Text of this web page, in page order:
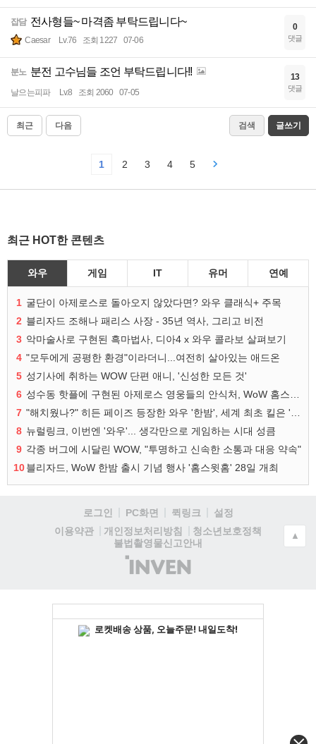
잡담 전사형들~ 마격좀 부탁드립니다~
Caesar Lv.76 조회 1227 07-06
0
댓글
분노 분전 고수님들 조언 부탁드립니다!!
날으는피파 Lv.8 조회 2060 07-05
13
댓글
최근 다음 검색 글쓰기
1 2 3 4 5
최근 HOT한 콘텐츠
와우 게임 IT 유머 연예
1 굴단이 아제로스로 돌아오지 않았다면? 와우 클래식+ 주목
2 블리자드 조해나 패리스 사장 - 35년 역사, 그리고 비전
3 악마술사로 구현된 흑마법사, 디아4 x 와우 콜라보 살펴보기
4 "모두에게 공평한 환경"이라더니...여전히 살아있는 애드온
5 성기사에 취하는 WOW 단편 애니, '신성한 모든 것'
6
7
8 뉴럴링크, 이번엔 '와우'... 생각만으로 게임하는 시대 성큼
9 각종 버그에 시달린 WOW, "투명하고 신속한 소통과 대응 약속"
10블리자드, WoW 한밤 출시 기념 행사 '홈스윗홈' 28일 개최
로그인 PC화면 퀵링크
설정
이용약관
개인정보처리방침
청소년보호정책
불법촬영물신고안내
(주)
인
▲